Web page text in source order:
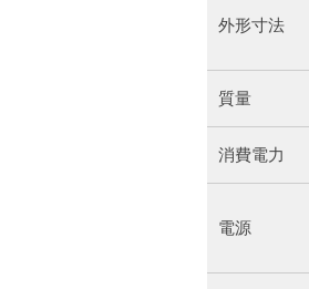
外形寸法
質量
消費電力
電源